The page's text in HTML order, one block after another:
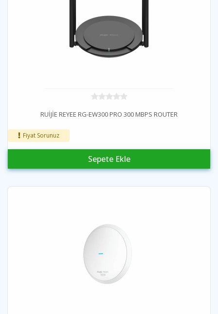
RUİJİE REYEE RG-EW300 PRO 300 MBPS ROUTER
Fiyat Sorunuz
Sepete Ekle